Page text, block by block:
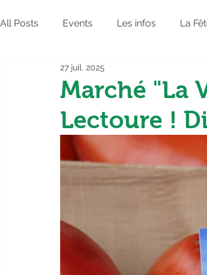
All Posts Events Les infos La
Marché "La
Lectoure !
27 juil. 2025